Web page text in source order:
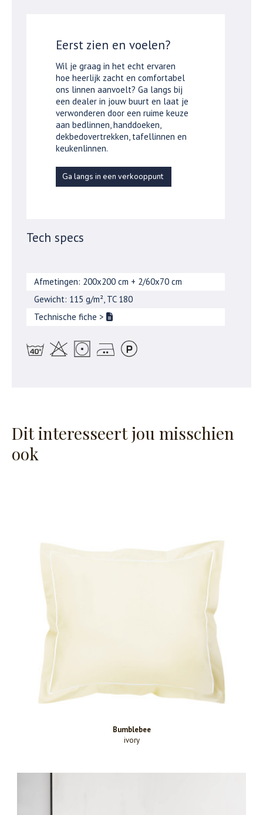
Eerst zien en voelen?
Wil je graag in het echt ervaren
hoe heerlijk zacht en comfortabel
ons linnen aanvoelt? Ga langs bij
een dealer in jouw buurt en laat je
verwonderen door een ruime keuze
aan bedlinnen, handdoeken,
dekbedovertrekken, tafellinnen en
keukenlinnen.
Ga langs in een verkooppunt
Tech specs
Afmetingen: 200x200 cm + 2/60x70 cm
Gewicht: 115 g/m², TC 180
Technische fiche >
Dit interesseert jou misschien
ook
Bumblebee
ivory